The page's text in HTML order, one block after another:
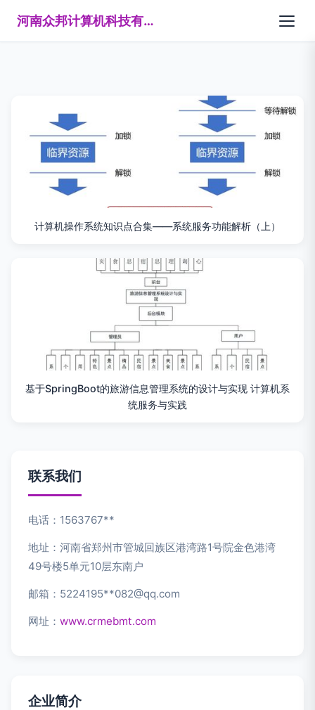
河南众邦计算机科技有限公司
计算机操作系统知识点合集——系统服务功能解析（上）
基于SpringBoot的旅游信息管理系统的设计与实现 计算机系
统服务与实践
联系我们
电话：1563767**
地址：河南省郑州市管城回族区港湾路1号院金色港湾
49号楼5单元10层东南户
邮箱：5224195**082@qq.com
网址： www.crmebmt.com
企业简介